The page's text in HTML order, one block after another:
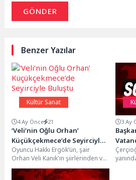
GÖNDER
Benzer Yazılar
Kültür Sanat
4 Ay Önce 21
‘Veli’nin Oğlu Orhan’
Küçükçekmece’de Seyirciyle
Buluştu
Oyuncu Hakkı Ergök’ün, şair
Orhan Veli Kanık'ın şiirlerinden ve
hayatından yola çıkarak sahneye
taşıdığı ‘Veli’nin...
3 Ay